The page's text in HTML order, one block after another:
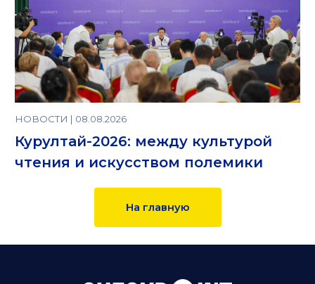
НОВОСТИ | 08.08.2026
Курултай-2026: между культурой
чтения и искусством полемики
На главную